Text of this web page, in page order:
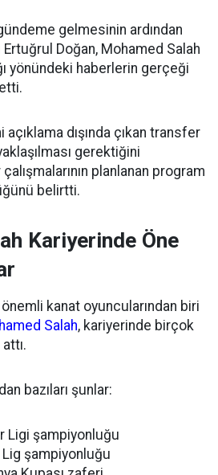
gelmesinin ardından
Doğan, Mohamed Salah
yönündeki haberlerin gerçeği
dışında çıkan transfer
gerektiğini
planlanan program
belirtti.
Kariyerinde Öne
kanat oyuncularından biri
Salah, kariyerinde birçok
bazıları şunlar:
Ligi şampiyonluğu
şampiyonluğu